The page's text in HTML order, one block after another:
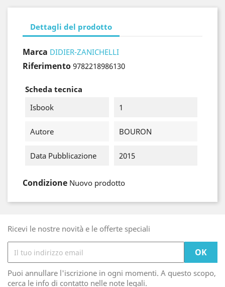
Dettagli del prodotto
Marca DIDIER-ZANICHELLI
Riferimento 9782218986130
Scheda tecnica
Isbook
1
Autore BOURON
Data Pubblicazione 2015
Condizione Nuovo prodotto
Ricevi le nostre novità e le offerte speciali
Puoi annullare l'iscrizione in ogni momenti. A questo scopo,
cerca le info di contatto nelle note legali.